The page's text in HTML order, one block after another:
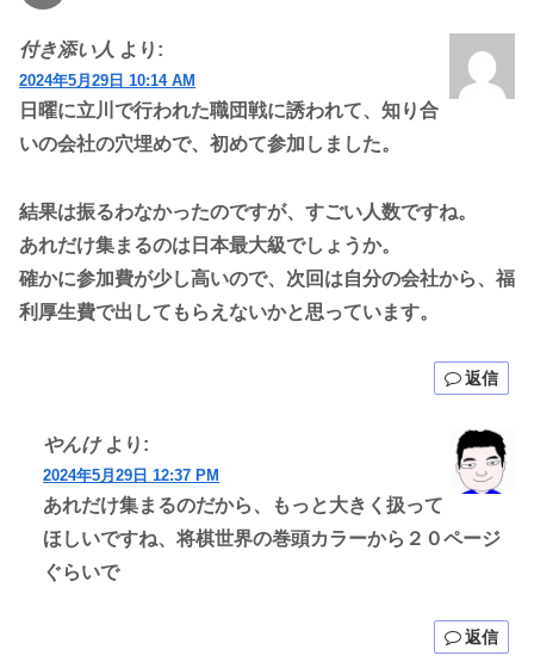
付き添い人 より:
2024年5月29日 10:14 AM
日曜に立川で行われた職団戦に誘われて、知り合
いの会社の穴埋めで、初めて参加しました。
結果は振るわなかったのですが、すごい人数ですね。
あれだけ集まるのは日本最大級でしょうか。
確かに参加費が少し高いので、次回は自分の会社から、福
利厚生費で出してもらえないかと思っています。
返信
やんけ より:
2024年5月29日 12:37 PM
あれだけ集まるのだから、もっと大きく扱って
ほしいですね、将棋世界の巻頭カラーから２０ページ
ぐらいで
返信